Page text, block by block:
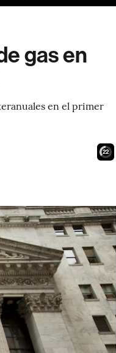
gas en
en el primer
21